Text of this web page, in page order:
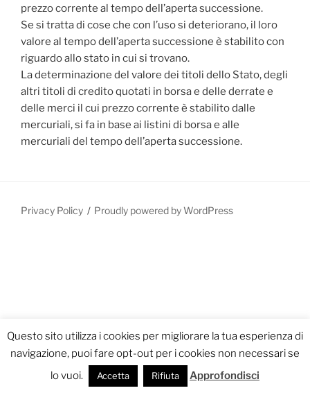
prezzo corrente al tempo dell’aperta successione.
Se si tratta di cose che con l’uso si deteriorano, il loro
valore al tempo dell’aperta successione è stabilito con
riguardo allo stato in cui si trovano.
La determinazione del valore dei titoli dello Stato, degli
altri titoli di credito quotati in borsa e delle derrate e
delle merci il cui prezzo corrente è stabilito dalle
mercuriali, si fa in base ai listini di borsa e alle
mercuriali del tempo dell’aperta successione.
Privacy Policy Proudly powered by WordPress
Questo sito utilizza i cookies per migliorare la tua esperienza di
navigazione, puoi fare opt-out per i cookies non necessari se
lo vuoi.
Accetta Rifiuta Approfondisci